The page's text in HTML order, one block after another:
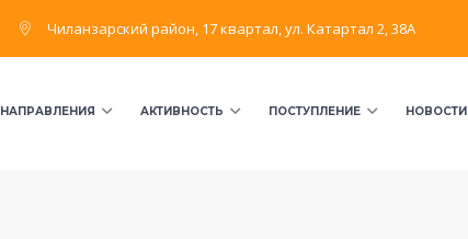
Чиланзарский район, 17 квартал, ул. Катартал 2, 38А
НАПРАВЛЕНИЯ АКТИВНОСТЬ ПОСТУПЛЕНИЕ НОВОСТИ